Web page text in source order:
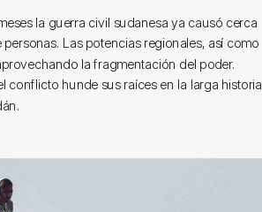
la guerra civil sudanesa ya causó cerca
Las potencias regionales, así como
la fragmentación del poder.
conflicto hunde sus raíces en la larga historia